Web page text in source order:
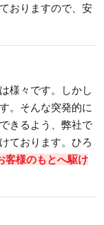
おりますので、安
様々です。しかし
。そんな突発的に
きるよう、弊社で
ております。ひろ
客様のもとへ駆け